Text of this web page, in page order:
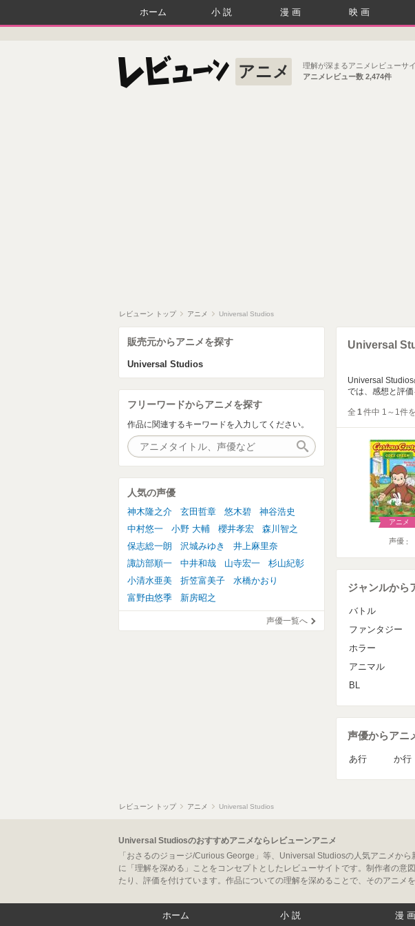
ホーム 小説 漫画 映画
アニメ
理解が深まるアニメレビューサ
アニメレビュー数 2,474件
レビューン トップ アニメ Universal Studios
Universal
Universal
では、感想と評
全 1件中 1～1件
アニメ
声優
ジャンルから
バトル
ファンタジー
ホラー
アニマル
BL
声優からアニ
あ行 か行
販売元からアニメを探す
Universal Studios
フリーワードからアニメを探す
作品に関連するキーワードを入力してください。
人気の声優
神木隆之介 玄田哲章 悠木碧
神谷浩史
中村悠一
小野 大輔 櫻井孝宏
森川智之
保志総一朗
沢城みゆき
井上麻里奈
諏訪部順一
中井和哉 山寺宏一
杉山紀彰
小清水亜美
折笠富美子
水橋かおり
富野由悠季
新房昭之
声優一覧へ
レビューン トップ アニメ Universal Studios
Universal Studiosのおすすめアニメならレビューンアニメ
「おさるのジョージ/Curious George」等、Universal Studiosの人気アニメか
に「理解を深める」ことをコンセプトとしたレビューサイトです。制作者の
たり、評価を付けています。作品についての理解を深めることで、そのアニメ
ホーム 小説 漫画